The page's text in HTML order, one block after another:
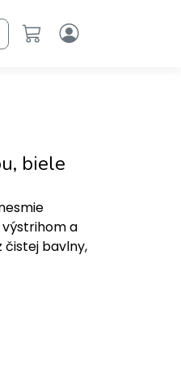
biele
a
bavlny,